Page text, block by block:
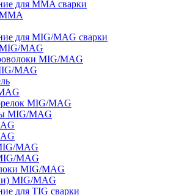
для MMA сварки
для MIG/MAG сварки
MAG
MIG/MAG
MAG
MIG/MAG
MIG/MAG
MAG
MAG
MIG/MAG
MIG/MAG
для TIG сварки